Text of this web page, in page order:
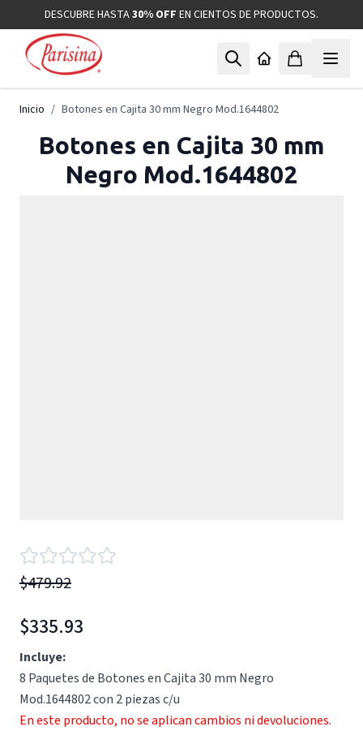
Ir al contenidoDESCUBRE HASTA30% OFF EN CIENTOS DE PRODUCTOS.
Inicio / Botones en Cajita 30 mm Negro Mod.1644802
Botones en Cajita 30 mm
Negro Mod.1644802
$479.92
$335.93
Incluye:
8 Paquetes de Botones en Cajita 30 mm Negro
Mod.1644802 con 2 piezas c/u
En este producto, no se aplican cambios ni devoluciones.